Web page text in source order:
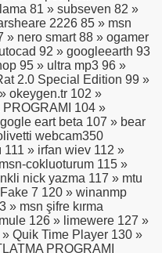
81 » subseven 82 »
2226 85 » msn
» nero smart 88 » ogamer
92 » googleearth 93
95 » ultra mp3 96 »
2.0 Special Edition 99 »
okeygen.tr 102 »
104 »
eart beta 107 » bear
webcam350
111 » irfan wiev 112 »
cokluoturum 115 »
nick yazma 117 » mtu
7 120 » winanmp
» msn şifre kırma
126 » limewere 127 »
Quik Time Player 130 »
PROGRAMI